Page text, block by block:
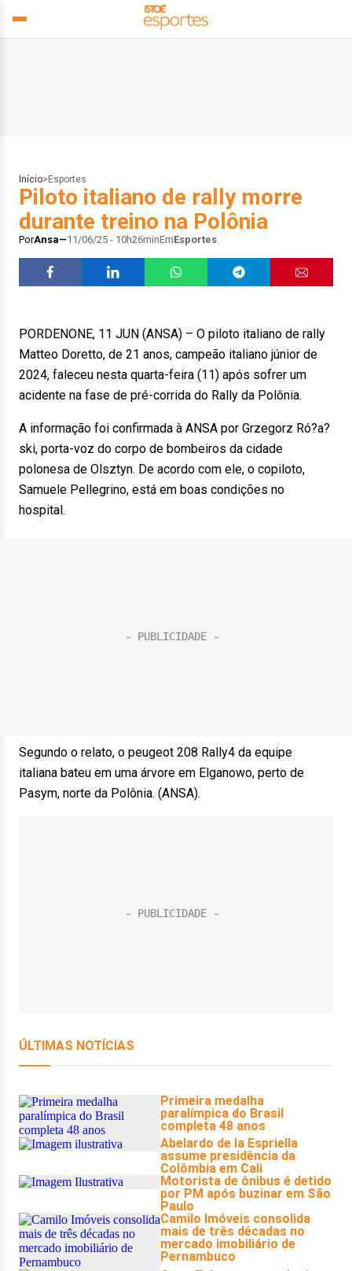
Início> Esportes
Piloto italiano de rally morre
durante treino na Polônia
PorAnsa 11/06/25 - 10h26minEmEsportes
PORDENONE, 11 JUN (ANSA) – O piloto italiano de rally
Matteo Doretto, de 21 anos, campeão italiano júnior de
2024, faleceu nesta quarta-feira (11) após sofrer um
acidente na fase de pré-corrida do Rally da Polônia.
A informação foi confirmada à ANSA por Grzegorz Ró?a?
ski, porta-voz do corpo de bombeiros da cidade
polonesa de Olsztyn. De acordo com ele, o copiloto,
Samuele Pellegrino, está em boas condições no
hospital.
Segundo o relato, o peugeot 208 Rally4 da equipe
italiana bateu em uma árvore em Elganowo, perto de
Pasym, norte da Polônia. (ANSA).